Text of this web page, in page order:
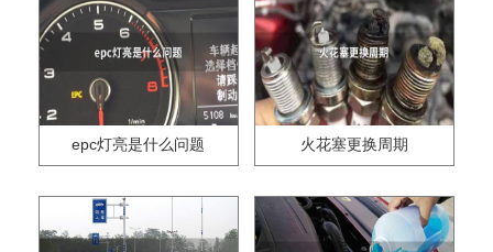
epc灯亮是什么问题 火花塞更换周期